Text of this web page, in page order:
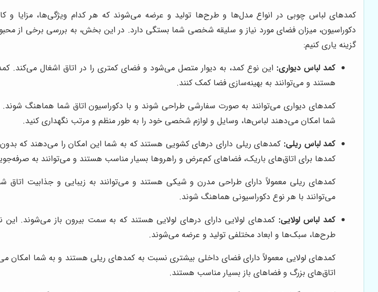
کمدهای لباس چوبی در انواع مدل‌ها و طرح‌ها تولید و عرضه می‌شوند که هر کدام ویژگی‌ها، مزایا و
دکوراسیون، میزان فضای مورد نیاز و سلیقه شخصی شما بستگی دارد. در این بخش، به بررسی برخی از
گزینه یاری کنیم:
کمد لباس دیواری: این نوع کمد، به دیوار متصل می‌شود و فضای کمتری را در اتاق اشغال می‌کند.
هستند و می‌توانند به بهینه‌سازی فضا کمک کنند.
کمدهای دیواری می‌توانند به صورت سفارشی طراحی شوند و با دکوراسیون اتاق شما هماهنگ شوند.
شما امکان می‌دهند لباس‌ها، وسایل و لوازم شخصی خود را به طور منظم و مرتب نگهداری کنید.
کمد لباس ریلی: کمدهای ریلی دارای درهای کشویی هستند که به شما این امکان را می‌دهند که
کمدها برای اتاق‌های باریک، فضاهای کم‌عرض و راهروها بسیار مناسب هستند و می‌توانند به
کمدهای ریلی معمولاً دارای طراحی مدرن و شیکی هستند و می‌توانند به زیبایی و جذابیت اتاق
می‌توانند با هر نوع دکوراسیونی هماهنگ شوند.
کمد لباس لولایی: کمدهای لولایی دارای درهای لولایی هستند که به سمت بیرون باز می‌شوند.
طرح‌ها، سبک‌ها و ابعاد مختلفی تولید و عرضه می‌شوند.
کمدهای لولایی معمولاً دارای فضای داخلی بیشتری نسبت به کمدهای ریلی هستند و به شما امکان
اتاق‌های بزرگ و فضاهای باز بسیار مناسب هستند.